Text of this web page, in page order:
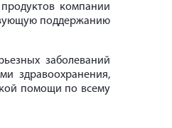
компании
поддержанию
заболеваний
здравоохранения,
помощи по всему